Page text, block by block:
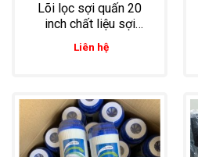
Lõi lọc sợi quấn 20
inch chất liệu sợi
cotton core PP chuyên
dùng lọc nước thải
Liên hệ